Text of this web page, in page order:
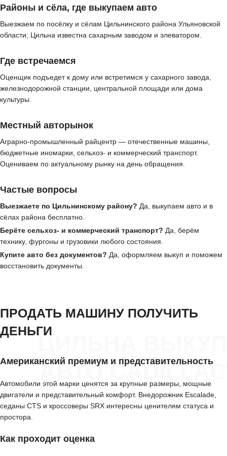
Районы и сёла, где выкупаем авто
Выезжаем по посёлку и сёлам Цильнинского района Ульяновской
области; Цильна известна сахарным заводом и элеватором.
Где встречаемся
Оценщик подъедет к дому или встретимся у сахарного завода,
железнодорожной станции, центральной площади или дома
культуры.
Местный авторынок
Аграрно-промышленный райцентр — отечественные машины,
бюджетные иномарки, сельхоз- и коммерческий транспорт.
Оцениваем по актуальному рынку на день обращения.
Частые вопросы
Выезжаете по Цильнинскому району? Да, выкупаем авто и в
сёлах района бесплатно.
Берёте сельхоз- и коммерческий транспорт? Да, берём
технику, фургоны и грузовики любого состояния.
Купите авто без документов? Да, оформляем выкуп и поможем
восстановить документы.
ЦИЛЬНА ВЫКУП
АВТО CADILLAC
ПРОДАТЬ МАШИНУ ПОЛУЧИТЬ
ДЕНЬГИ
Американский премиум и представительность
Автомобили этой марки ценятся за крупные размеры, мощные
двигатели и представительный комфорт. Внедорожник Escalade,
седаны CTS и кроссоверы SRX интересны ценителям статуса и
простора.
Как проходит оценка